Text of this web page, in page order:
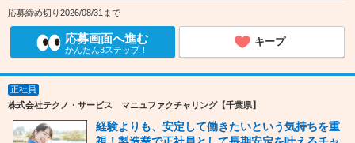
応募締め切り2026/08/31まで
応募画面へ進む
かんたん3ステップ！
キープ
正社員
株式会社テクノ・サービス マニュファクチャリング【千葉県】
経験よりも、安定して働きたいという気持ちを重